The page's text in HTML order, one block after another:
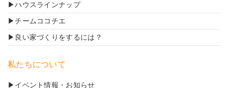
ハウスラインナップ
チームココチエ
良い家づくりをするには？
私たちについて
イベント情報・お知らせ